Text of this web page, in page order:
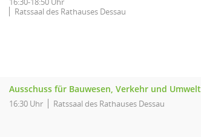
Ratssaal des Rathauses Dessau
Ausschuss für Bauwesen, Verkehr und Umwelt
16:30 Uhr Ratssaal des Rathauses Dessau